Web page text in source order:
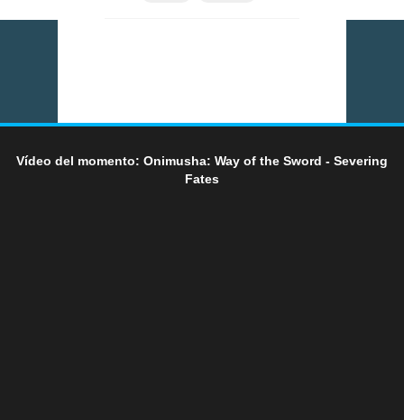
Vídeo del momento: Onimusha: Way of the Sword - Severing
Fates